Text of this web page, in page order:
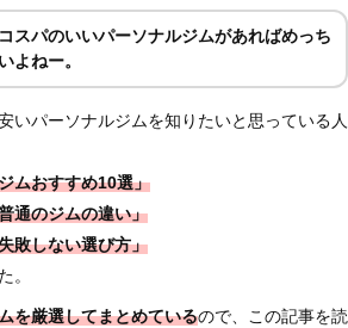
スパのいいパーソナルジムがあればめっち
よねー。
いパーソナルジムを知りたいと思っている人
ムおすすめ10選」
通のジムの違い」
敗しない選び方」
。
を厳選してまとめているので、この記事を読